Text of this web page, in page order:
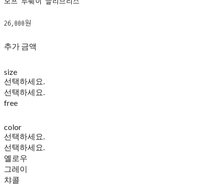
모프 투웨이 슬리브리스
26,000원
추가 금액
size
선택하세요.
선택하세요.
free
color
선택하세요.
선택하세요.
옐로우
그레이
챠콜